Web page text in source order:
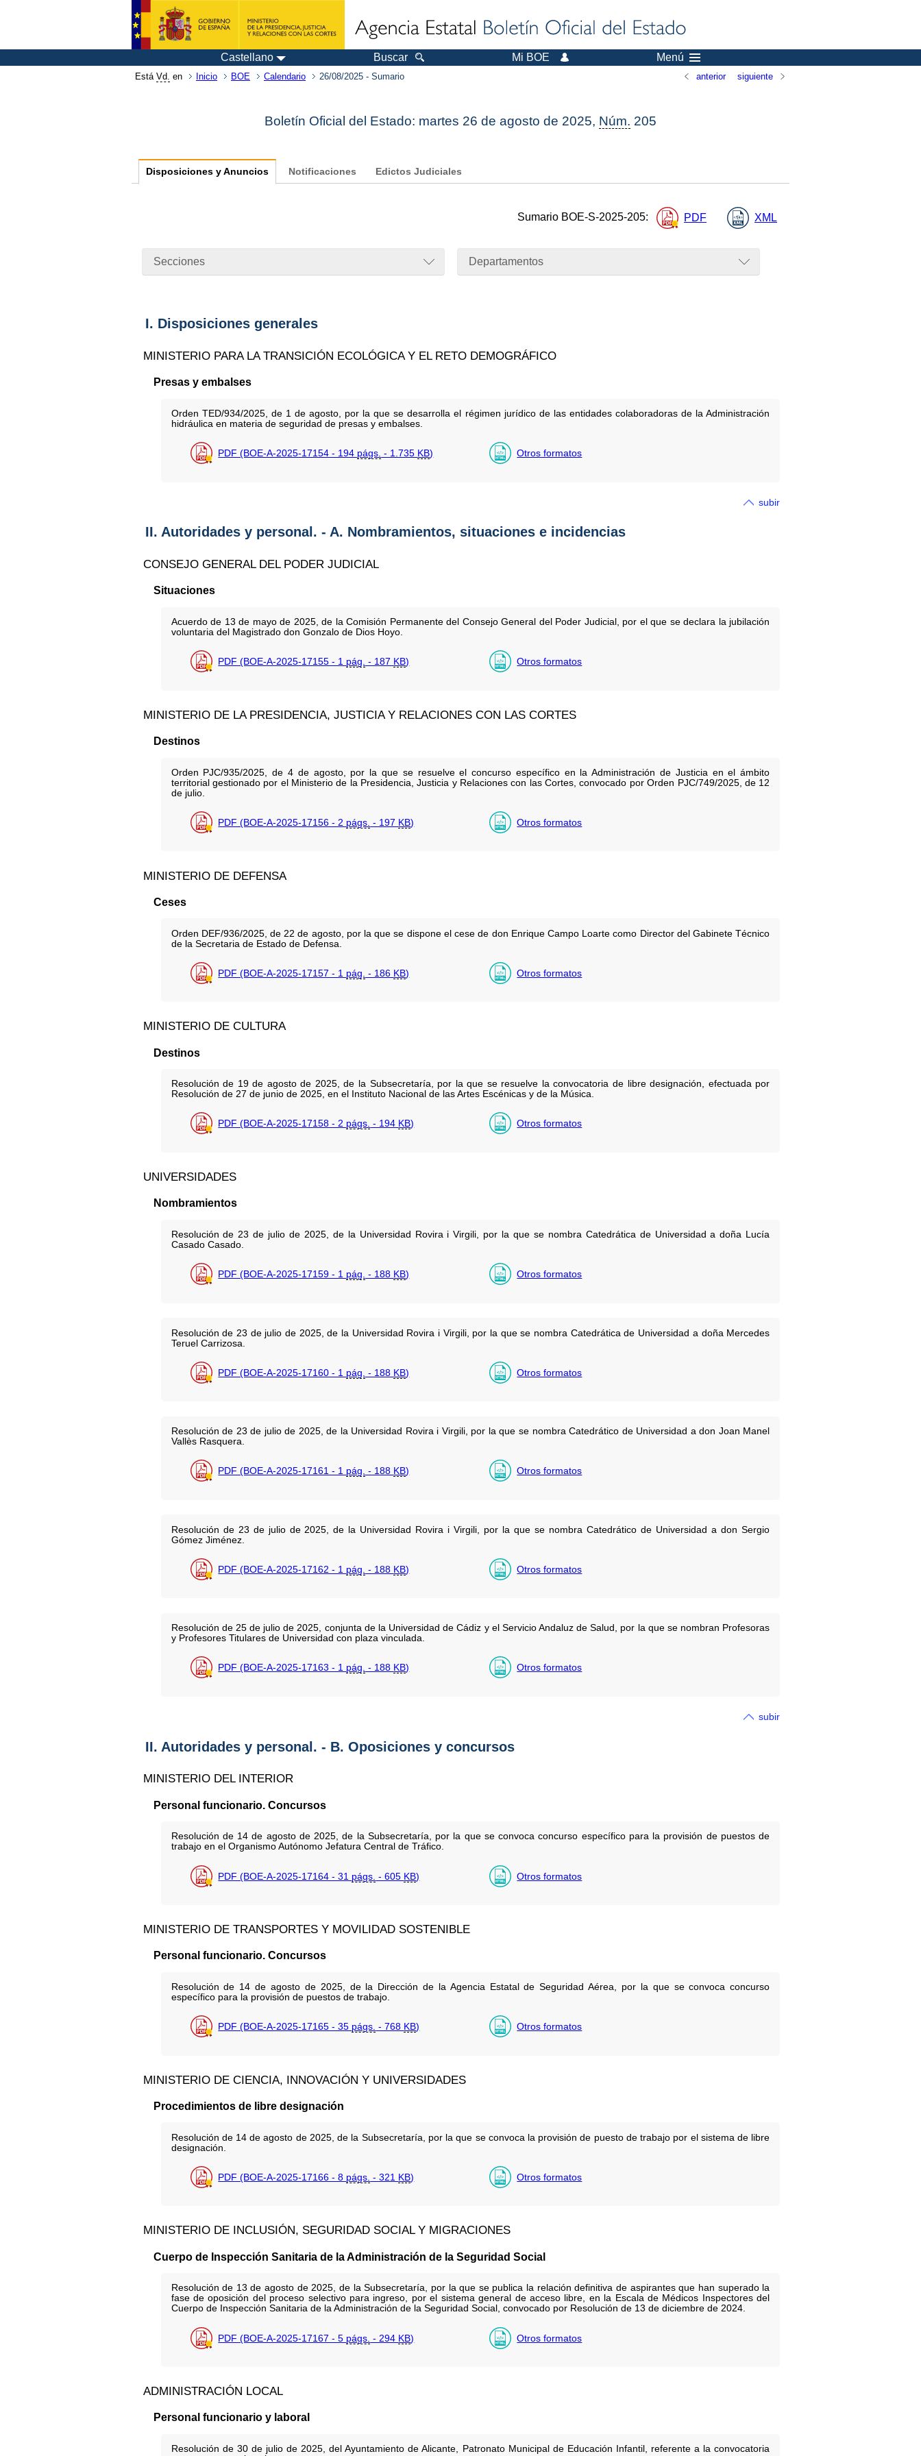
Castellano Buscar Mi BOE Menú
Está Vd. en Inicio BOE Calendario 26/08/2025 - Sumario anterior siguiente
Boletín Oficial del Estado: martes 26 de agosto de 2025, Núm. 205
Disposiciones y Anuncios Notificaciones Edictos Judiciales
Sumario BOE-S-2025-205: PDF XML
Secciones Departamentos
I. Disposiciones generales
MINISTERIO PARA LA TRANSICIÓN ECOLÓGICA Y EL RETO DEMOGRÁFICO
Presas y embalses
Orden TED/934/2025, de 1 de agosto, por la que se desarrolla el régimen jurídico de las entidades colaboradoras de la Administración
hidráulica en materia de seguridad de presas y embalses.
PDF (BOE-A-2025-17154 - 194 págs. - 1.735 KB) Otros formatos
subir
II. Autoridades y personal. - A. Nombramientos, situaciones e incidencias
CONSEJO GENERAL DEL PODER JUDICIAL
Situaciones
Acuerdo de 13 de mayo de 2025, de la Comisión Permanente del Consejo General del Poder Judicial, por el que se declara la jubilación
voluntaria del Magistrado don Gonzalo de Dios Hoyo.
PDF (BOE-A-2025-17155 - 1 pág. - 187 KB) Otros formatos
MINISTERIO DE LA PRESIDENCIA, JUSTICIA Y RELACIONES CON LAS CORTES
Destinos
Orden PJC/935/2025, de 4 de agosto, por la que se resuelve el concurso específico en la Administración de Justicia en el ámbito
territorial gestionado por el Ministerio de la Presidencia, Justicia y Relaciones con las Cortes, convocado por Orden PJC/749/2025, de 12
de julio.
PDF (BOE-A-2025-17156 - 2 págs. - 197 KB) Otros formatos
MINISTERIO DE DEFENSA
Ceses
Orden DEF/936/2025, de 22 de agosto, por la que se dispone el cese de don Enrique Campo Loarte como Director del Gabinete Técnico
de la Secretaria de Estado de Defensa.
PDF (BOE-A-2025-17157 - 1 pág. - 186 KB) Otros formatos
MINISTERIO DE CULTURA
Destinos
Resolución de 19 de agosto de 2025, de la Subsecretaría, por la que se resuelve la convocatoria de libre designación, efectuada por
Resolución de 27 de junio de 2025, en el Instituto Nacional de las Artes Escénicas y de la Música.
PDF (BOE-A-2025-17158 - 2 págs. - 194 KB) Otros formatos
UNIVERSIDADES
Nombramientos
Resolución de 23 de julio de 2025, de la Universidad Rovira i Virgili, por la que se nombra Catedrática de Universidad a doña Lucía
Casado Casado.
PDF (BOE-A-2025-17159 - 1 pág. - 188 KB) Otros formatos
Resolución de 23 de julio de 2025, de la Universidad Rovira i Virgili, por la que se nombra Catedrática de Universidad a doña Mercedes
Teruel Carrizosa.
PDF (BOE-A-2025-17160 - 1 pág. - 188 KB) Otros formatos
Resolución de 23 de julio de 2025, de la Universidad Rovira i Virgili, por la que se nombra Catedrático de Universidad a don Joan Manel
Vallès Rasquera.
PDF (BOE-A-2025-17161 - 1 pág. - 188 KB) Otros formatos
Resolución de 23 de julio de 2025, de la Universidad Rovira i Virgili, por la que se nombra Catedrático de Universidad a don Sergio
Gómez Jiménez.
PDF (BOE-A-2025-17162 - 1 pág. - 188 KB) Otros formatos
Resolución de 25 de julio de 2025, conjunta de la Universidad de Cádiz y el Servicio Andaluz de Salud, por la que se nombran Profesoras
y Profesores Titulares de Universidad con plaza vinculada.
PDF (BOE-A-2025-17163 - 1 pág. - 188 KB) Otros formatos
subir
II. Autoridades y personal. - B. Oposiciones y concursos
MINISTERIO DEL INTERIOR
Personal funcionario. Concursos
Resolución de 14 de agosto de 2025, de la Subsecretaría, por la que se convoca concurso específico para la provisión de puestos de
trabajo en el Organismo Autónomo Jefatura Central de Tráfico.
PDF (BOE-A-2025-17164 - 31 págs. - 605 KB) Otros formatos
MINISTERIO DE TRANSPORTES Y MOVILIDAD SOSTENIBLE
Personal funcionario. Concursos
Resolución de 14 de agosto de 2025, de la Dirección de la Agencia Estatal de Seguridad Aérea, por la que se convoca concurso
específico para la provisión de puestos de trabajo.
PDF (BOE-A-2025-17165 - 35 págs. - 768 KB) Otros formatos
MINISTERIO DE CIENCIA, INNOVACIÓN Y UNIVERSIDADES
Procedimientos de libre designación
Resolución de 14 de agosto de 2025, de la Subsecretaría, por la que se convoca la provisión de puesto de trabajo por el sistema de libre
designación.
PDF (BOE-A-2025-17166 - 8 págs. - 321 KB) Otros formatos
MINISTERIO DE INCLUSIÓN, SEGURIDAD SOCIAL Y MIGRACIONES
Cuerpo de Inspección Sanitaria de la Administración de la Seguridad Social
Resolución de 13 de agosto de 2025, de la Subsecretaría, por la que se publica la relación definitiva de aspirantes que han superado la
fase de oposición del proceso selectivo para ingreso, por el sistema general de acceso libre, en la Escala de Médicos Inspectores del
Cuerpo de Inspección Sanitaria de la Administración de la Seguridad Social, convocado por Resolución de 13 de diciembre de 2024.
PDF (BOE-A-2025-17167 - 5 págs. - 294 KB) Otros formatos
ADMINISTRACIÓN LOCAL
Personal funcionario y laboral
Resolución de 30 de julio de 2025, del Ayuntamiento de Alicante, Patronato Municipal de Educación Infantil, referente a la convocatoria